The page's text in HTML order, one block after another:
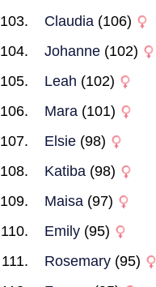
Claudia (106)
Johanne (102)
Leah (102)
Mara (101)
Elsie (98)
Katiba (98)
Maisa (97)
Emily (95)
Rosemary (95)